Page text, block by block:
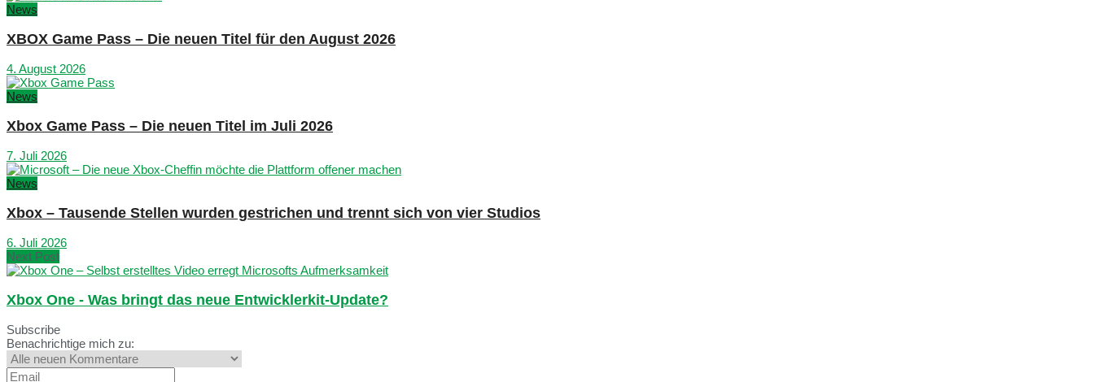
News
XBOX Game Pass – Die neuen Titel für den August 2026
4. August 2026
News
Xbox Game Pass – Die neuen Titel im Juli 2026
7. Juli 2026
News
Xbox – Tausende Stellen wurden gestrichen und trennt sich von vier Studios
6. Juli 2026
Next Post
Xbox One - Was bringt das neue Entwicklerkit-Update?
Subscribe
Benachrichtige mich zu: